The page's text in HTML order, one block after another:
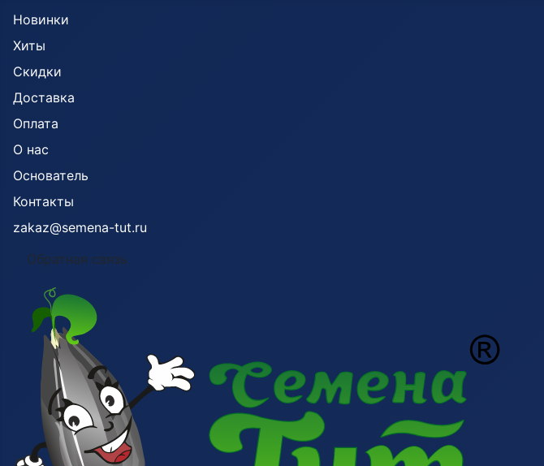
Новинки
Хиты
Скидки
Доставка
Оплата
О нас
Основатель
Контакты
zakaz@semena-tut.ru
Обратная связь